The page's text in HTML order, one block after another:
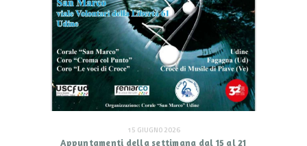
15 GIUGNO 2026
Appuntamenti della settimana dal 15 al 21